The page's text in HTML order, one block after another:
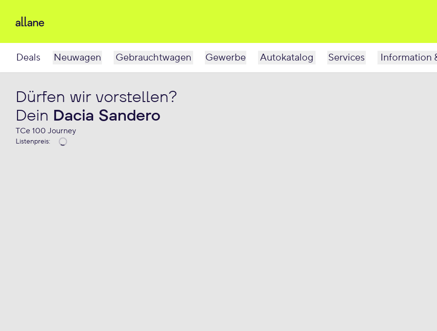
Deals Neuwagen Gebrauchtwagen Gewerbe Autokatalog Services Information
Dürfen wir vorstellen?
Dein Dacia Sandero
TCe 100 Journey
Listenpreis: